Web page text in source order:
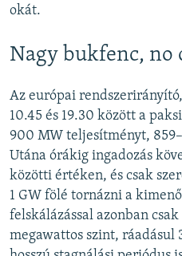
okát.
Nagy bukfenc, no
Az európai rendszerirányító,
10.45 és 19.30 között a
900 MW teljesítményt,
Utána órákig ingadozás
közötti értéken, és csak
1 GW fölé tornázni a
felskálázással azonban
megawattos szint, ráadásul